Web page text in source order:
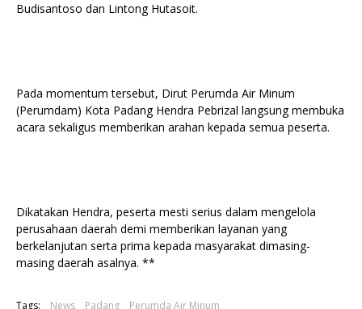
Budisantoso dan Lintong Hutasoit.
Pada momentum tersebut, Dirut Perumda Air Minum
(Perumdam) Kota Padang Hendra Pebrizal langsung membuka
acara sekaligus memberikan arahan kepada semua peserta.
Dikatakan Hendra, peserta mesti serius dalam mengelola
perusahaan daerah demi memberikan layanan yang
berkelanjutan serta prima kepada masyarakat dimasing-
masing daerah asalnya. **
Tags: News Padang Perumda Air Minum